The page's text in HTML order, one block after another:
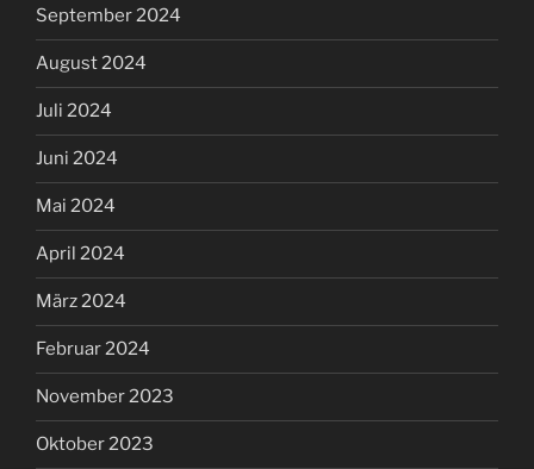
September 2024
August 2024
Juli 2024
Juni 2024
Mai 2024
April 2024
März 2024
Februar 2024
November 2023
Oktober 2023